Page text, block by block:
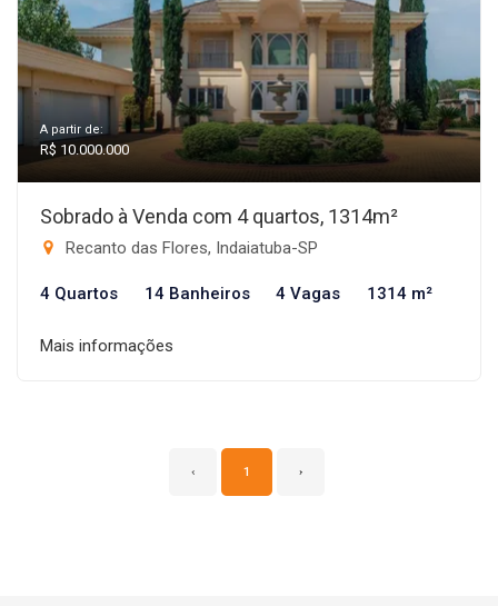
A partir de:
R$ 10.000.000
Sobrado à Venda com 4 quartos, 1314m²
Recanto das Flores, Indaiatuba-SP
4 Quartos 14 Banheiros 4 Vagas 1314 m²
Mais informações
‹ 1 ›